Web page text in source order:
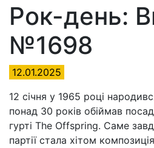
Рок-день:
№1698
12.01.2025
12 січня у 1965 році
понад 30 років обіймав
гурті The Offspring. Саме
партії стала хітом